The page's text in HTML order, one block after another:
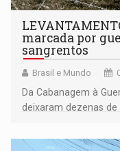
marcada por
sangrentos
Brasil e Mundo
Da Cabanagem à
deixaram dezenas
territoriais e sociais